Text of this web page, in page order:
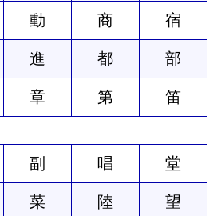
動 商 宿
進 都 部
章 第 笛
副 唱 堂
菜 陸 望